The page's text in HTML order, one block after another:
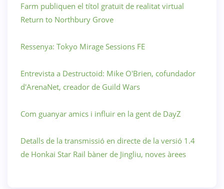
Farm publiquen el títol gratuït de realitat virtual
Return to Northbury Grove
Ressenya: Tokyo Mirage Sessions FE
Entrevista a Destructoid: Mike O'Brien, cofundador
d'ArenaNet, creador de Guild Wars
Com guanyar amics i influir en la gent de DayZ
Detalls de la transmissió en directe de la versió 1.4
de Honkai Star Rail bàner de Jingliu, noves àrees